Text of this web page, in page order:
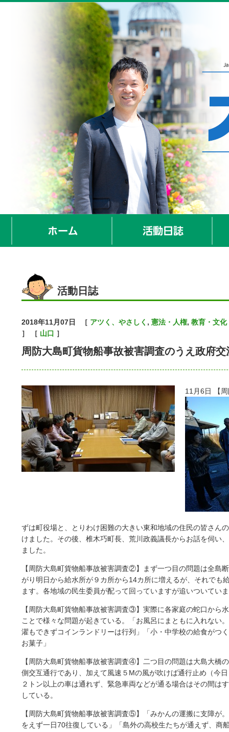
活動日誌
2018年11月07日 ［ アツく、やさしく , 憲法・人権, 教育・文化
］ ［ 山口 ］
周防大島町貨物船事故被害調査のうえ政府交
11月6日 【
ずは町役場と、とりわけ困難の大きい東和地域の住民の皆さん
けました。その後、椎木巧町長、荒川政義議長からお話を伺い
ました。
【周防大島町貨物船事故被害調査②】まず一つ目の問題は全島
がり明日から給水所が９カ所から14カ所に増えるが、それでも
ます。各地域の民生委員が配って回っていますが追いついてい
【周防大島町貨物船事故被害調査③】実際に各家庭の蛇口から
ことで様々な問題が起きている。「お風呂にまともに入れない
濯もできずコインランドリーは行列」「小・中学校の給食がつ
お菓子」
【周防大島町貨物船事故被害調査④】二つ目の問題は大島大橋
側交互通行であり、加えて風速５Mの風が吹けば通行止め（今
２トン以上の車は通れず、緊急車両などが通る場合はその間は
している。
【周防大島町貨物船事故被害調査⑤】「みかんの運搬に支障が
をえず一日70往復している」「島外の高校生たちが通えず、商